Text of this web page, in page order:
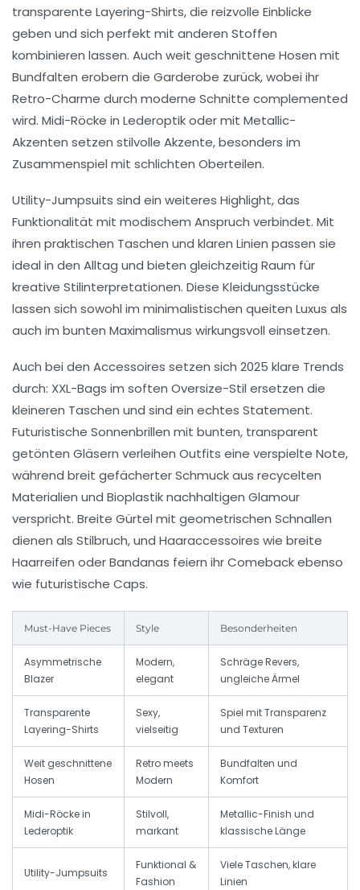
transparente Layering-Shirts, die reizvolle Einblicke
geben und sich perfekt mit anderen Stoffen
kombinieren lassen. Auch weit geschnittene Hosen mit
Bundfalten erobern die Garderobe zurück, wobei ihr
Retro-Charme durch moderne Schnitte complemented
wird. Midi-Röcke in Lederoptik oder mit Metallic-
Akzenten setzen stilvolle Akzente, besonders im
Zusammenspiel mit schlichten Oberteilen.
Utility-Jumpsuits sind ein weiteres Highlight, das
Funktionalität mit modischem Anspruch verbindet. Mit
ihren praktischen Taschen und klaren Linien passen sie
ideal in den Alltag und bieten gleichzeitig Raum für
kreative Stilinterpretationen. Diese Kleidungsstücke
lassen sich sowohl im minimalistischen queiten Luxus als
auch im bunten Maximalismus wirkungsvoll einsetzen.
Auch bei den Accessoires setzen sich 2025 klare Trends
durch: XXL-Bags im soften Oversize-Stil ersetzen die
kleineren Taschen und sind ein echtes Statement.
Futuristische Sonnenbrillen mit bunten, transparent
getönten Gläsern verleihen Outfits eine verspielte Note,
während breit gefächerter Schmuck aus recycelten
Materialien und Bioplastik nachhaltigen Glamour
verspricht. Breite Gürtel mit geometrischen Schnallen
dienen als Stilbruch, und Haaraccessoires wie breite
Haarreifen oder Bandanas feiern ihr Comeback ebenso
wie futuristische Caps.
Must-Have Pieces Style Besonderheiten
Asymmetrische
Blazer
Modern,
elegant
Schräge Revers,
ungleiche Ärmel
Transparente
Layering-Shirts
Sexy,
vielseitig
Spiel mit Transparenz
und Texturen
Weit geschnittene
Hosen
Retro meets
Modern
Bundfalten und
Komfort
Midi-Röcke in
Lederoptik
Stilvoll,
markant
Metallic-Finish und
klassische Länge
Utility-Jumpsuits
Funktional &
Fashion
Viele Taschen, klare
Linien